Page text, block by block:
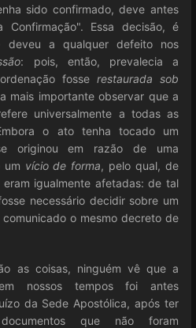
sido confirmado, deve antes
Confirmação". Essa decisão, é
deveu a qualquer defeito nos
: pois, então, prevalecia a
fosse restaurada sob
mais importante observar que a
universalmente a todas as
o ato tenha tocado um
originou em razão de uma
um vício de forma, pelo qual, de
igualmente afetadas: de tal
necessário decidir sobre um
o mesmo decreto de
as coisas, ninguém vê que a
nossos tempos foi antes
da Sede Apostólica, após ter
que não foram